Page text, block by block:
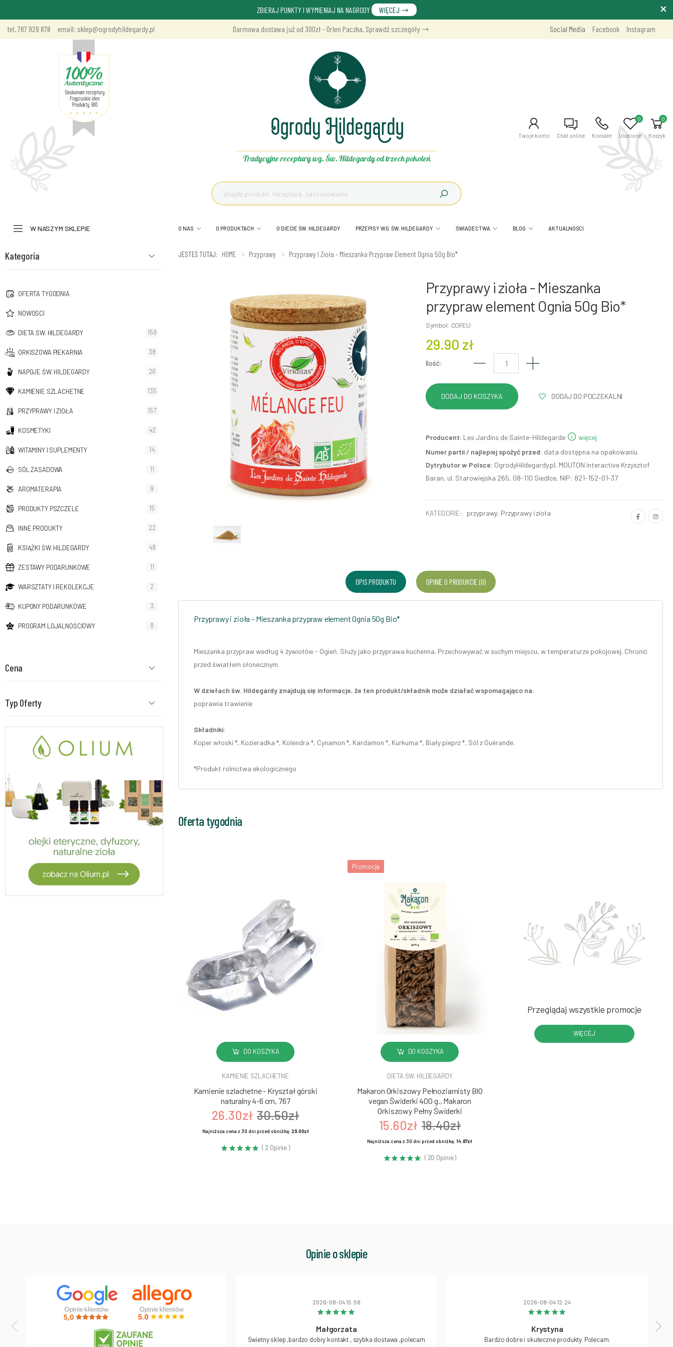
ZBIERAJ PUNKTY I WYMIENIAJ NA NAGRODY
WIĘCEJ
tel. 787 929 878
email: sklep@ogrodyhildegardy.pl Darmowa dostawa już od 300zł - Orlen Paczka. Sprawdź szczegóły Social Media Facebook Instagram
Tradycyjne receptury wg. Św. Hildegardy od trzech pokoleń
Twoje konto Chat online Kontakt Ulubione
0 0
Koszyk
W NASZYM SKLEPIE O NAS O PRODUKTACH O DIECIE ŚW. HILDEGARDY PRZEPISY WG. ŚW. HILDEGARDY ŚWIADECTWA BLOG AKTUALNOŚCI
Kategoria
OFERTA TYGODNIA
NOWOŚCI
DIETA ŚW. HILDEGARDY 159
ORKISZOWA PIEKARNIA 38
NAPOJE ŚW. HILDEGARDY 26
KAMIENIE SZLACHETNE 135
PRZYPRAWY I ZIOŁA 157
KOSMETYKI 42
WITAMINY I SUPLEMENTY 14
SÓL ZASADOWA 11
AROMATERAPIA 9
PRODUKTY PSZCZELE 15
INNE PRODUKTY 22
KSIĄŻKI ŚW. HILDEGARDY 48
ZESTAWY PODARUNKOWE 11
WARSZTATY I REKOLEKCJE 2
KUPONY PODARUNKOWE 3
PROGRAM LOJALNOŚCIOWY 8
Cena
Typ Oferty
JESTEŚ TUTAJ: HOME Przyprawy Przyprawy I Zioła - Mieszanka Przypraw Element Ognia 50g Bio*
Przyprawy i zioła - Mieszanka
przypraw element Ognia 50g Bio*
Symbol: COFEU
29.90 zł
Ilość:
DODAJ DO POCZEKALNI
Producent: Les Jardins de Sainte-Hildegarde
więcej
Numer partii / najlepiej spożyć przed: data dostępna na opakowaniu
Dytrybutor w Polsce: OgrodyHildegardy.pl, MOUTON interactive Krzysztof
Baran, ul. Starowiejska 265, 08-110 Siedlce, NIP: 821-152-01-37
KATEGORIE: przyprawy, Przyprawy i zioła
OPIS PRODUKTU OPINIE O PRODUKCIE (0)
Przyprawy i zioła - Mieszanka przypraw element Ognia 50g Bio*
Mieszanka przypraw według 4 żywiołów - Ogień. Służy jako przyprawa kuchenna. Przechowywać w suchym miejscu, w temperaturze pokojowej. Chronić
przed światłem słonecznym.
W dziełach św. Hildegardy znajdują się informacje, że ten produkt/składnik może działać wspomagająco na:
poprawia trawienie
Składniki:
Koper włoski *, Kozieradka *, Kolendra *, Cynamon *, Kardamon *, Kurkuma *, Biały pieprz *, Sól z Guérande.
*Produkt rolnictwa ekologicznego
Oferta tygodnia
DO KOSZYKA
KAMIENIE SZLACHETNE
Kamienie szlachetne - Kryształ górski
naturalny 4-6 cm, 767
26.30zł 30.50zł
Najniższa cena z 30 dni przed obniżką:29.00zł
( 2 Opinie )
Promocja
DO KOSZYKA
DIETA ŚW. HILDEGARDY
Makaron Orkiszowy Pełnoziarnisty BIO
vegan Świderki 400 g., Makaron
Orkiszowy Pełny Świderki
15.60zł 18.40zł
Najniższa cena z 30 dni przed obniżką:14.87zł
( 20 Opinie )
Przeglądaj wszystkie promocje
WIĘCEJ
Opinie o sklepie
2026-08-04 15:58
Małgorzata
Świetny sklep ,bardzo dobry kontakt , szybka dostawa ,polecam
2026-08-04 12:24
Krystyna
Bardzo dobre i skuteczne produkty. Polecam.